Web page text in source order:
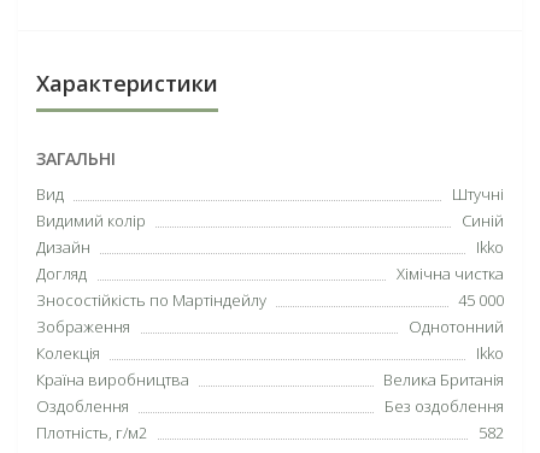
Характеристики
ЗАГАЛЬНІ
Вид
Штучні
Видимий колір
Синій
Дизайн
Ikko
Догляд
Хімічна чистка
Зносостійкість по Мартіндейлу
45 000
Зображення
Однотонний
Колекція
Ikko
Країна виробництва
Велика Британія
Оздоблення
Без оздоблення
Плотність, г/м2
582